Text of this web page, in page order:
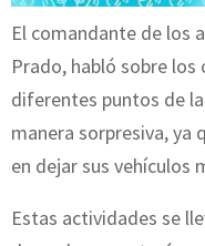
El comandante de los
Prado, habló sobre
diferentes puntos de
manera sorpresiva, ya
en dejar sus vehículos
Estas actividades se